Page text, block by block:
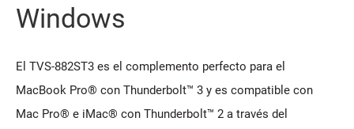
Windows
El TVS-882ST3 es el complemento perfecto para el
MacBook Pro® con Thunderbolt™ 3 y es compatible con
Mac Pro® e iMac® con Thunderbolt™ 2 a través del